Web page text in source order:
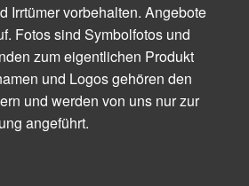
Irrtümer vorbehalten. Angebote
Fotos sind Symbolfotos und
zum eigentlichen Produkt
und Logos gehören den
und werden von uns nur zur
angeführt.